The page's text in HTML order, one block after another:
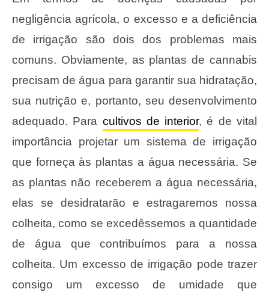
negligência agrícola, o excesso e a deficiência
de irrigação são dois dos problemas mais
comuns. Obviamente, as plantas de cannabis
precisam de água para garantir sua hidratação,
sua nutrição e, portanto, seu desenvolvimento
adequado. Para cultivos de interior, é de vital
importância projetar um sistema de irrigação
que forneça às plantas a água necessária. Se
as plantas não receberem a água necessária,
elas se desidratarão e estragaremos nossa
colheita, como se excedêssemos a quantidade
de água que contribuímos para a nossa
colheita. Um excesso de irrigação pode trazer
consigo um excesso de umidade que